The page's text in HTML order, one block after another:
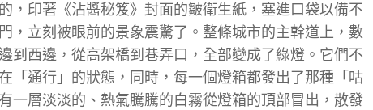
，印著《沾醬秘笈》封面的皺衛生紙，塞進口袋以備不
，立刻被眼前的景象震驚了。整條城市的主幹道上，數
到西邊，從高架橋到巷弄口，全部變成了綠燈。它們不
「通行」的狀態，同時，每一個燈箱都發出了那種「咕
一層淡淡的、熱氣騰騰的白霧從燈箱的頂部冒出，散發